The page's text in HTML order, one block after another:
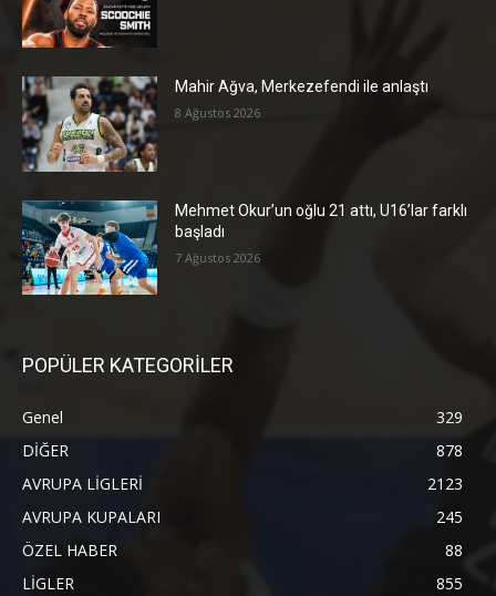
Mahir Ağva, Merkezefendi ile anlaştı
8 Ağustos 2026
Mehmet Okur’un oğlu 21 attı, U16’lar farklı
başladı
7 Ağustos 2026
POPÜLER KATEGORİLER
Genel
329
DİĞER
878
AVRUPA LİGLERİ
2123
AVRUPA KUPALARI
245
ÖZEL HABER
88
LİGLER
855